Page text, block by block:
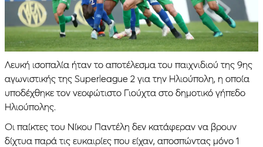
Λευκή ισοπαλία ήταν το αποτέλεσμα του παιχνιδιού της 9ης
αγωνιστικής της Superleague 2 για την Ηλιούπολη, η οποία
υποδέχθηκε τον νεοφώτιστο Γιούχτα στο δημοτικό γήπεδο
Ηλιούπολης.
Οι παίκτες του Νίκου Παντέλη δεν κατάφεραν να βρουν
δίχτυα παρά τις ευκαιρίες που είχαν, αποσπώντας μόνο 1